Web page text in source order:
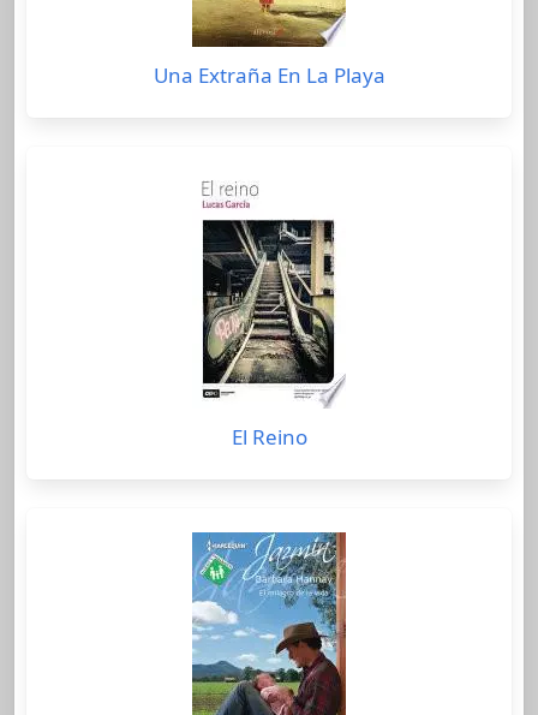
Una Extraña En La Playa
El Reino